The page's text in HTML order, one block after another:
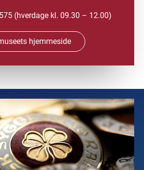
(hverdage kl. 09.30 – 12.00)
hjemmeside